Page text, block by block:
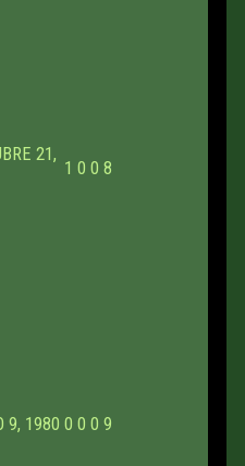
21,
1 0 0 8
9, 1980 0 0 0 9